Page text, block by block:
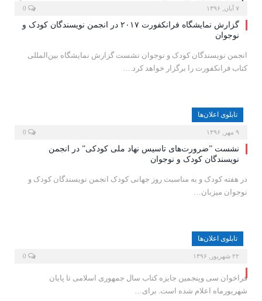
۷ آبان, ۱۳۹۶
گزارش نمایشگاه فرانکفورت ۲۰۱۷ در انجمن نویسندگان کودک و
نوجوان
انجمن نویسندگان کودک و نوجوان نشست گزارش نمایشگاه بین‌المللی
کتاب فرانکفورت را برگزار خواهد کرد.…
تابلوی اعلان‌ها
۹ مهر, ۱۳۹۶
نشست ”ضرورت‌های تاسیس نهاد ملی کودکی” در انجمن
نویسندگان کودک و نوجوان
در هفته کودک و به مناسبت روز جهانی کودک انجمن نویسندگان کودک و
نوجوان میزبان…
تابلوی اعلان‌ها
۲۲ شهریور, ۱۳۹۶
فراخوان سی وپنجمین جایزه کتاب سال جمهوری اسلامی تا پایان
شهریورماه اعلام شده است. برا‌ی…